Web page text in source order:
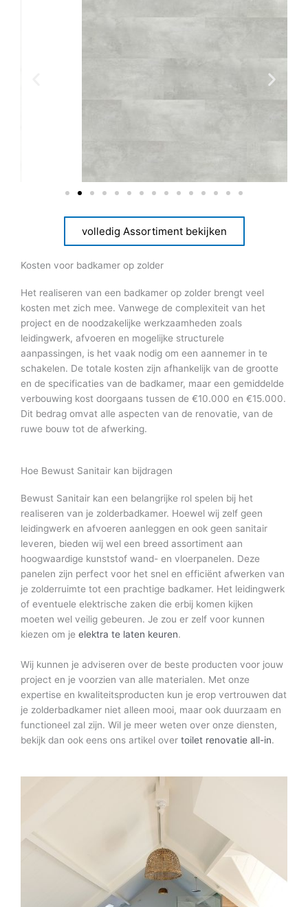
volledig Assortiment bekijken
Kosten voor badkamer op zolder
Het realiseren van een badkamer op zolder brengt veel
kosten met zich mee. Vanwege de complexiteit van het
project en de noodzakelijke werkzaamheden zoals
leidingwerk, afvoeren en mogelijke structurele
aanpassingen, is het vaak nodig om een aannemer in te
schakelen. De totale kosten zijn afhankelijk van de grootte
en de specificaties van de badkamer, maar een gemiddelde
verbouwing kost doorgaans tussen de €10.000 en €15.000.
Dit bedrag omvat alle aspecten van de renovatie, van de
ruwe bouw tot de afwerking.
Hoe Bewust Sanitair kan bijdragen
Bewust Sanitair kan een belangrijke rol spelen bij het
realiseren van je zolderbadkamer. Hoewel wij zelf geen
leidingwerk en afvoeren aanleggen en ook geen sanitair
leveren, bieden wij wel een breed assortiment aan
hoogwaardige kunststof wand- en vloerpanelen. Deze
panelen zijn perfect voor het snel en efficiënt afwerken van
je zolderruimte tot een prachtige badkamer. Het leidingwerk
of eventuele elektrische zaken die erbij komen kijken
moeten wel veilig gebeuren. Je zou er zelf voor kunnen
kiezen om je elektra te laten keuren.
Wij kunnen je adviseren over de beste producten voor jouw
project en je voorzien van alle materialen. Met onze
expertise en kwaliteitsproducten kun je erop vertrouwen dat
je zolderbadkamer niet alleen mooi, maar ook duurzaam en
functioneel zal zijn. Wil je meer weten over onze diensten,
bekijk dan ook eens ons artikel over toilet renovatie all-in.